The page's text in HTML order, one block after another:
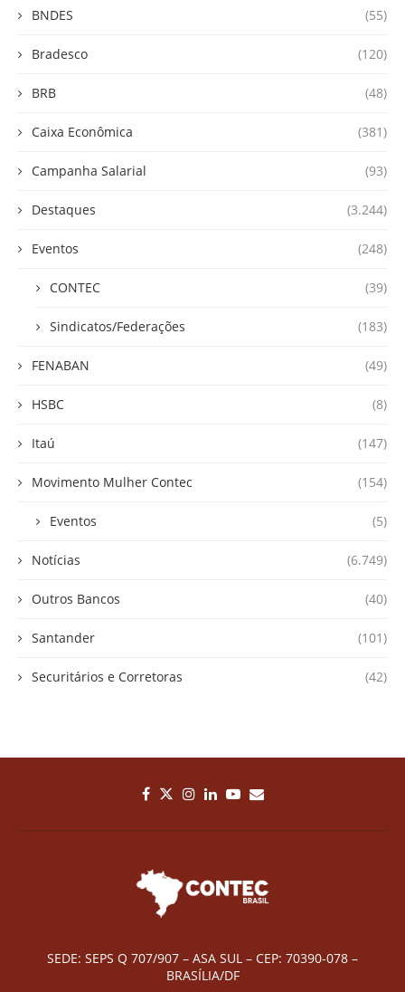
BNDES (55)
Bradesco (120)
BRB (48)
Caixa Econômica (381)
Campanha Salarial (93)
Destaques (3.244)
Eventos (248)
CONTEC (39)
Sindicatos/Federações (183)
FENABAN (49)
HSBC (8)
Itaú (147)
Movimento Mulher Contec (154)
Eventos (5)
Notícias (6.749)
Outros Bancos (40)
Santander (101)
Securitários e Corretoras (42)
SEDE: SEPS Q 707/907 – ASA SUL – CEP: 70390-078 –
BRASÍLIA/DF